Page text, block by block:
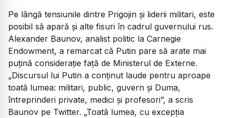
Pe lângă tensiunile dintre Prigojin și liderii militari, este
posibil să apară și alte fisuri în cadrul guvernului rus.
Alexander Baunov, analist politic la Carnegie
Endowment, a remarcat că Putin pare să arate mai
puțină considerație față de Ministerul de Externe.
„Discursul lui Putin a conținut laude pentru aproape
toată lumea: militari, public, guvern și Duma,
întreprinderi private, medici și profesori”, a scris
Baunov pe Twitter. „Toată lumea, cu excepția